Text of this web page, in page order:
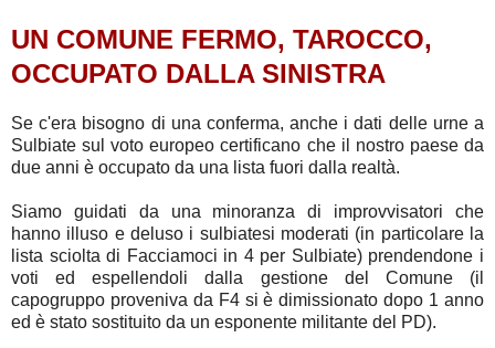
UN COMUNE FERMO, TAROCCO,
OCCUPATO DALLA SINISTRA
Se c'era bisogno di una conferma, anche i dati delle urne a
Sulbiate sul voto europeo certificano che il nostro paese da
due anni è occupato da una lista fuori dalla realtà.
Siamo guidati da una minoranza di improvvisatori che
hanno illuso e deluso i sulbiatesi moderati (in particolare la
lista sciolta di Facciamoci in 4 per Sulbiate) prendendone i
voti ed espellendoli dalla gestione del Comune (il
capogruppo proveniva da F4 si è dimissionato dopo 1 anno
ed è stato sostituito da un esponente militante del PD).